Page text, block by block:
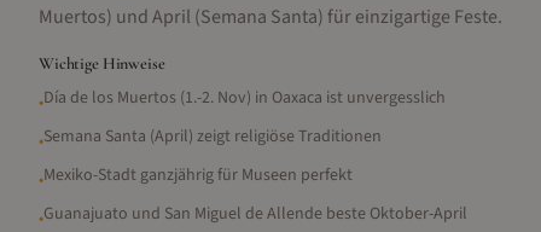
Muertos) und April (Semana Santa) für einzigartige Feste.
Wichtige Hinweise
•Día de los Muertos (1.-2. Nov) in Oaxaca ist unvergesslich
•Semana Santa (April) zeigt religiöse Traditionen
•Mexiko-Stadt ganzjährig für Museen perfekt
•Guanajuato und San Miguel de Allende beste Oktober-April